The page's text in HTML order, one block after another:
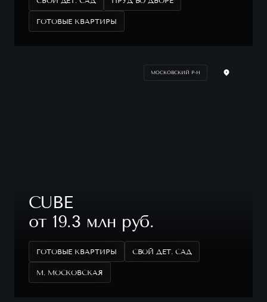
ГОТОВЫЕ КВАРТИРЫ
МОСКОВСКИЙ Р-Н
CUBE
от 19.3 млн руб.
ГОТОВЫЕ КВАРТИРЫ СВОЙ ДЕТ. САД
М. МОСКОВСКАЯ